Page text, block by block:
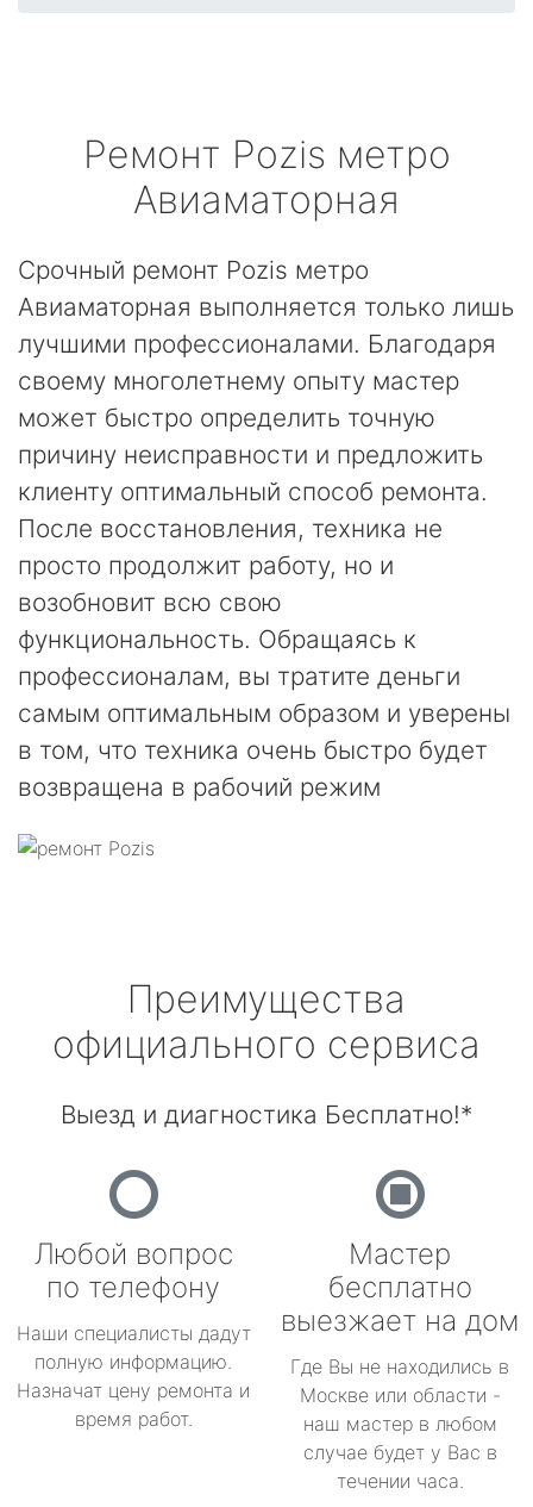
Ремонт Pozis метро
Авиаматорная
Срочный ремонт Pozis метро
Авиаматорная выполняется только лишь
лучшими профессионалами. Благодаря
своему многолетнему опыту мастер
может быстро определить точную
причину неисправности и предложить
клиенту оптимальный способ ремонта.
После восстановления, техника не
просто продолжит работу, но и
возобновит всю свою
функциональность. Обращаясь к
профессионалам, вы тратите деньги
самым оптимальным образом и уверены
в том, что техника очень быстро будет
возвращена в рабочий режим
Преимущества
официального сервиса
Выезд и диагностика Бесплатно!*
Любой вопрос
по телефону
Наши специалисты дадут
полную информацию.
Назначат цену ремонта и
время работ.
Мастер
бесплатно
выезжает на дом
Где Вы не находились в
Москве или области -
наш мастер в любом
случае будет у Вас в
течении часа.